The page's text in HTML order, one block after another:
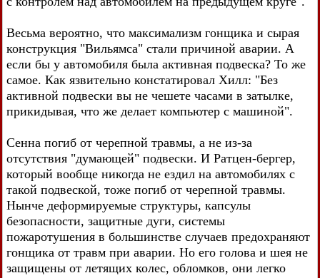
Весьма вероятно, что максимализм гонщика и сырая
конструкция "Вильямса" стали причиной аварии. А
если бы у автомобиля была активная подвеска? То же
самое. Как язвительно констатировал Хилл: "Без
активной подвески вы не чешете часами в затылке,
прикидывая, что же делает компьютер с машиной".
Сенна погиб от черепной травмы, а не из-за
отсутствия "думающей" подвески. И Ратцен-бергер,
который вообще никогда не ездил на автомобилях с
такой подвеской, тоже погиб от черепной травмы.
Нынче деформируемые структуры, капсулы
безопасности, защитные дуги, системы
пожаротушения в большинстве случаев предохраняют
гонщика от травм при аварии. Но его голова и шея не
защищены от летящих колес, обломков, они легко